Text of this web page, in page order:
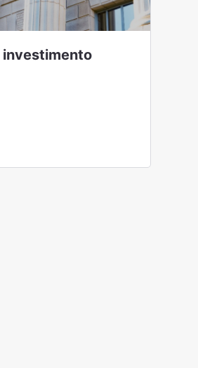
investimento